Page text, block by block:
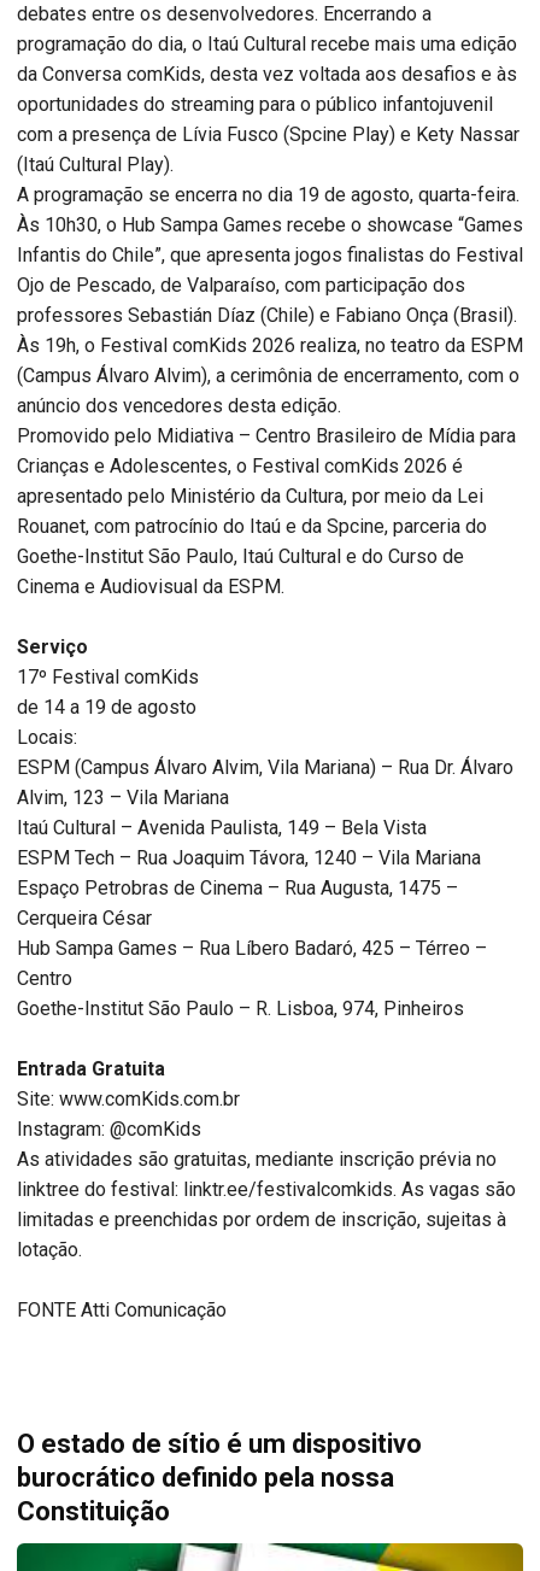
debates entre os desenvolvedores. Encerrando a
programação do dia, o Itaú Cultural recebe mais uma edição
da Conversa comKids, desta vez voltada aos desafios e às
oportunidades do streaming para o público infantojuvenil
com a presença de Lívia Fusco (Spcine Play) e Kety Nassar
(Itaú Cultural Play).
A programação se encerra no dia 19 de agosto, quarta-feira.
Às 10h30, o Hub Sampa Games recebe o showcase “Games
Infantis do Chile”, que apresenta jogos finalistas do Festival
Ojo de Pescado, de Valparaíso, com participação dos
professores Sebastián Díaz (Chile) e Fabiano Onça (Brasil).
Às 19h, o Festival comKids 2026 realiza, no teatro da ESPM
(Campus Álvaro Alvim), a cerimônia de encerramento, com o
anúncio dos vencedores desta edição.
Promovido pelo Midiativa – Centro Brasileiro de Mídia para
Crianças e Adolescentes, o Festival comKids 2026 é
apresentado pelo Ministério da Cultura, por meio da Lei
Rouanet, com patrocínio do Itaú e da Spcine, parceria do
Goethe-Institut São Paulo, Itaú Cultural e do Curso de
Cinema e Audiovisual da ESPM.
Serviço
17º Festival comKids
de 14 a 19 de agosto
Locais:
ESPM (Campus Álvaro Alvim, Vila Mariana) – Rua Dr. Álvaro
Alvim, 123 – Vila Mariana
Itaú Cultural – Avenida Paulista, 149 – Bela Vista
ESPM Tech – Rua Joaquim Távora, 1240 – Vila Mariana
Espaço Petrobras de Cinema – Rua Augusta, 1475 –
Cerqueira César
Hub Sampa Games – Rua Líbero Badaró, 425 – Térreo –
Centro
Goethe-Institut São Paulo – R. Lisboa, 974, Pinheiros
Entrada Gratuita
Site: www.comKids.com.br
Instagram: @comKids
As atividades são gratuitas, mediante inscrição prévia no
linktree do festival: linktr.ee/festivalcomkids. As vagas são
limitadas e preenchidas por ordem de inscrição, sujeitas à
lotação.
FONTE Atti Comunicação
O estado de sítio é um dispositivo
burocrático definido pela nossa
Constituição